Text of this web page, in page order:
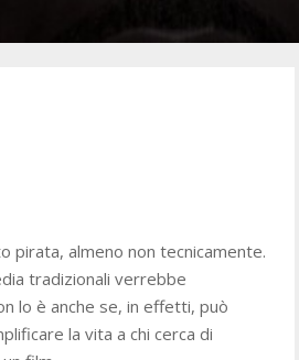
pirata, almeno non tecnicamente.
tradizionali verrebbe
lo è anche se, in effetti, può
la vita a chi cerca di